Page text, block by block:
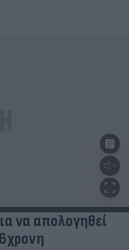
να απολογηθεί